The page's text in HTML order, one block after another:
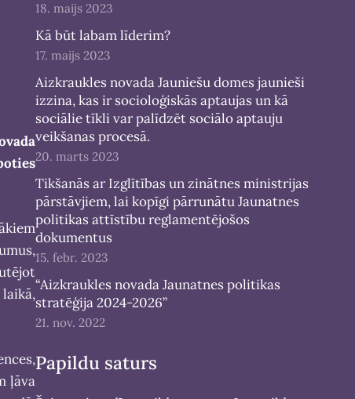
18. maijs 2023
Kā būt labam līderim?
17. maijs 2023
Aizkraukles novada Jauniešu domes jaunieši
izzina, kas ir socioloģiskās aptaujas un kā
sociālie tīkli var palīdzēt sociālo aptauju
veikšanas procesā.
20. marts 2023
Tikšanās ar Izglītības un zinātnes ministrijas
pārstāvjiem, lai kopīgi pārrunātu Jaunatnes
politikas attīstību reglamentējošos
dokumentus
15. febr. 2023
“Aizkraukles novada Jaunatnes politikas
stratēģija 2024-2026”
21. nov. 2022
Papildu saturs
ļāva